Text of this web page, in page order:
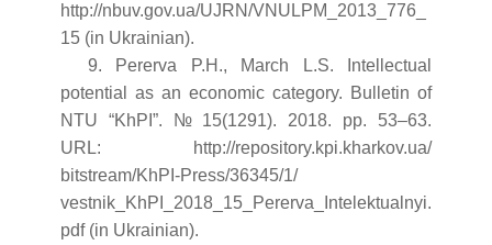
http://nbuv.gov.ua/UJRN/VNULPM_2013_776_
15 (in Ukrainian).
9. Pererva P.H., March L.S. Intellectual
potential as an economic category. Bulletin of
NTU “KhPI”. № 15(1291). 2018. pp. 53–63.
URL: http://repository.kpi.kharkov.ua/
bitstream/KhPI-Press/36345/1/
vestnik_KhPI_2018_15_Pererva_Intelektualnyi.
pdf (in Ukrainian).